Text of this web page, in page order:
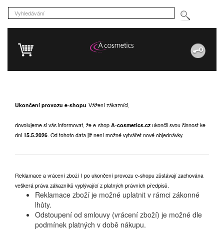
Ukončení provozu e-shopu Vážení zákazníci,
dovolujeme si vás informovat, že e-shop A-cosmetics.cz ukončil svou činnost ke
dni 15.5.2026. Od tohoto data již není možné vytvářet nové objednávky.
Reklamace a vrácení zboží I po ukončení provozu e-shopu zůstávají zachována
veškerá práva zákazníků vyplývající z platných právních předpisů.
Reklamace zboží je možné uplatnit v rámci zákonné
lhůty.
Odstoupení od smlouvy (vrácení zboží) je možné dle
podmínek platných v době nákupu.